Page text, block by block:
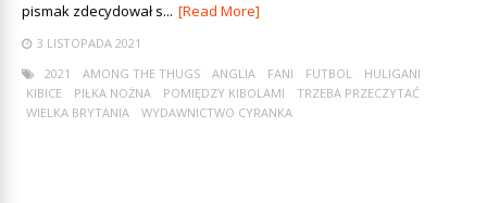
pismak zdecydował s... [Read More]
3 LISTOPADA 2021
2021
AMONG THE THUGS ANGLIA FANI FUTBOL
HULIGANI
KIBICE
PIŁKA NOŻNA POMIĘDZY KIBOLAMI
TRZEBA PRZECZYTAĆ
WIELKA BRYTANIA
WYDAWNICTWO CYRANKA